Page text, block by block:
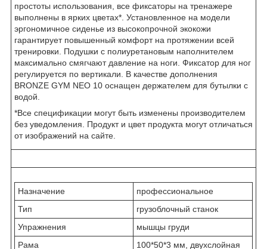
простоты использования, все фиксаторы на тренажере
выполнены в ярких цветах*. Установленное на модели
эргономичное сиденье из высокопрочной экокожи
гарантирует повышенный комфорт на протяжении всей
тренировки. Подушки с полиуретановым наполнителем
максимально смягчают давление на ноги. Фиксатор для ног
регулируется по вертикали. В качестве дополнения
BRONZE GYM NEO 10 оснащен держателем для бутылки с
водой.
*Все спецификации могут быть изменены производителем
без уведомления. Продукт и цвет продукта могут отличаться
от изображений на сайте.
Назначение
профессиональное
Тип
грузоблочный станок
Упражнения
мышцы груди
Рама
100*50*3 мм, двухслойная